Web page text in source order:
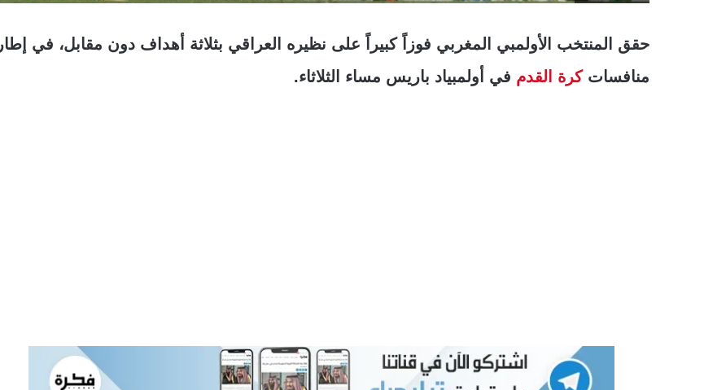
حقق المنتخب الأولمبي المغربي فوزاً كبيراً على نظيره العراقي بثلاثة أهداف دون مقابل، في إطار
منافساتكرة القدم في أولمبياد باريس مساء الثلاثاء.